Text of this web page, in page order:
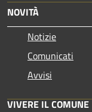
NOVITÀ
Notizie
Comunicati
Avvisi
VIVERE IL COMUNE